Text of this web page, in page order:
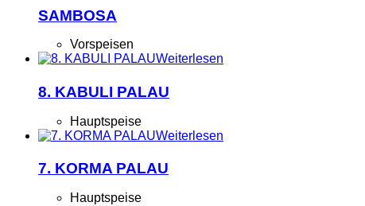
SAMBOSA
Vorspeisen
Weiterlesen
8. KABULI PALAU
Hauptspeise
Weiterlesen
7. KORMA PALAU
Hauptspeise